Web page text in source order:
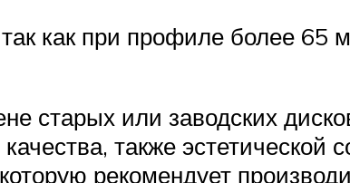
как при профиле более 65
старых или заводских
также эстетической
рекомендует